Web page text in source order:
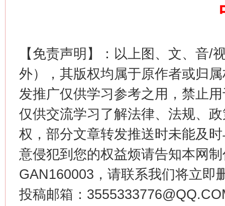
【免责声明】：以上图、文、音/
外），其版权均属于原作者或归
发推广仅供学习参考之用，禁止
仅供交流学习了解法律、法规、
权，部分文章转发推送时未能及
意侵犯到您的权益烦请告知本网
GAN160003，请联系我们将立即
投稿邮箱：
这是一记警钟！ 谢